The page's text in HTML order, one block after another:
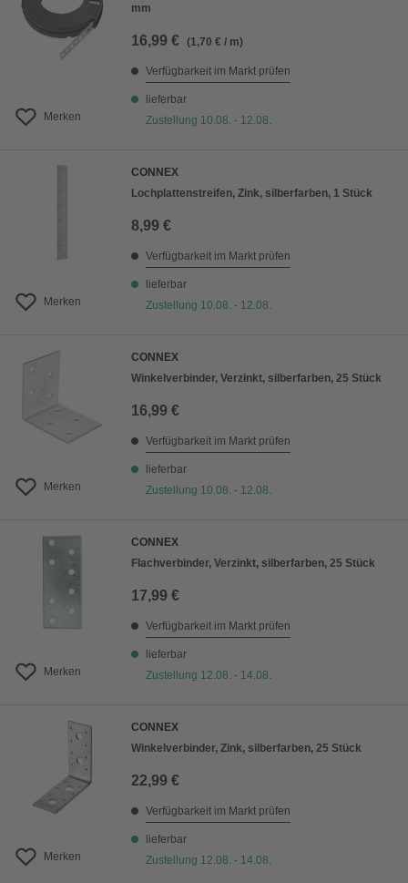
Merken
mm
16,99 € (1,70 € / m)
Verfügbarkeit im Markt prüfen
lieferbar
Zustellung 10.08. - 12.08.
Merken
CONNEX
Lochplattenstreifen, Zink, silberfarben, 1 Stück
8,99 €
Verfügbarkeit im Markt prüfen
lieferbar
Zustellung 10.08. - 12.08.
Merken
CONNEX
Winkelverbinder, Verzinkt, silberfarben, 25 Stück
16,99 €
Verfügbarkeit im Markt prüfen
lieferbar
Zustellung 10.08. - 12.08.
Merken
CONNEX
Flachverbinder, Verzinkt, silberfarben, 25 Stück
17,99 €
Verfügbarkeit im Markt prüfen
lieferbar
Zustellung 12.08. - 14.08.
Merken
CONNEX
Winkelverbinder, Zink, silberfarben, 25 Stück
22,99 €
Verfügbarkeit im Markt prüfen
lieferbar
Zustellung 12.08. - 14.08.